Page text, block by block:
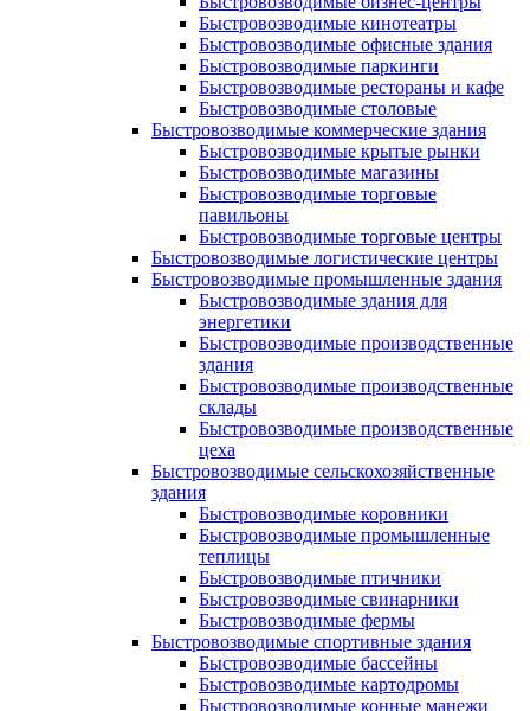
Быстровозводимые кинотеатры
Быстровозводимые офисные здания
Быстровозводимые паркинги
Быстровозводимые рестораны и кафе
Быстровозводимые столовые
Быстровозводимые коммерческие здания
Быстровозводимые крытые рынки
Быстровозводимые магазины
Быстровозводимые торговые
павильоны
Быстровозводимые торговые центры
Быстровозводимые логистические центры
Быстровозводимые промышленные здания
Быстровозводимые здания для
энергетики
Быстровозводимые производственные
здания
Быстровозводимые производственные
склады
Быстровозводимые производственные
цеха
Быстровозводимые сельскохозяйственные
здания
Быстровозводимые коровники
Быстровозводимые промышленные
теплицы
Быстровозводимые птичники
Быстровозводимые свинарники
Быстровозводимые фермы
Быстровозводимые спортивные здания
Быстровозводимые бассейны
Быстровозводимые картодромы
Быстровозводимые конные манежи